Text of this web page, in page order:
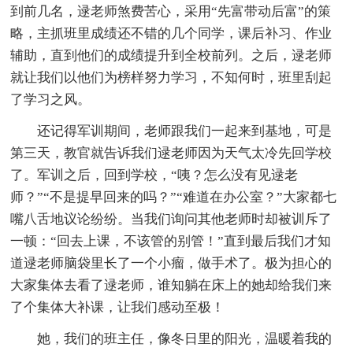
到前几名，逯老师煞费苦心，采用“先富带动后富”的策
略，主抓班里成绩还不错的几个同学，课后补习、作业
辅助，直到他们的成绩提升到全校前列。之后，逯老师
就让我们以他们为榜样努力学习，不知何时，班里刮起
了学习之风。
还记得军训期间，老师跟我们一起来到基地，可是
第三天，教官就告诉我们逯老师因为天气太冷先回学校
了。军训之后，回到学校，“咦？怎么没有见逯老
师？”“不是提早回来的吗？”“难道在办公室？”大家都七
嘴八舌地议论纷纷。当我们询问其他老师时却被训斥了
一顿：“回去上课，不该管的别管！”直到最后我们才知
道逯老师脑袋里长了一个小瘤，做手术了。极为担心的
大家集体去看了逯老师，谁知躺在床上的她却给我们来
了个集体大补课，让我们感动至极！
她，我们的班主任，像冬日里的阳光，温暖着我的